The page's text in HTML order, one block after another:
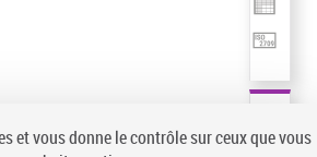
et vous donne le contrôle sur ceux que vous